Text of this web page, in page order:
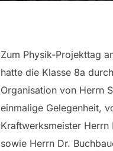
Zum Physik-Projekttag
hatte die Klasse 8a
Organisation von Herrn
einmalige Gelegenheit,
Kraftwerksmeister Herrn
sowie Herrn Dr.